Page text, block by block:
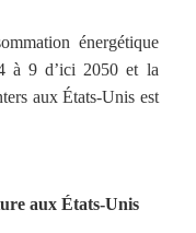
énergétique
à 9 d’ici 2050 et la
aux États-Unis est
aux États-Unis